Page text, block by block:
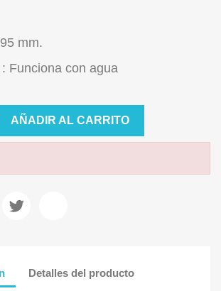
mm.
Funciona con agua
AÑADIR AL CARRITO
Detalles del producto